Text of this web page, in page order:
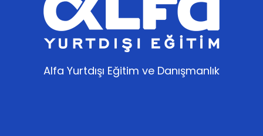
Alfa Yurtdışı Eğitim ve Danışmanlık